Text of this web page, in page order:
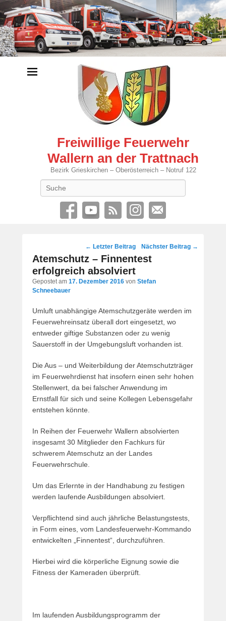
Freiwillige Feuerwehr
Wallern an der Trattnach
Bezirk Grieskirchen – Oberösterreich – Notruf 122
Post
navigation
← Letzter Beitrag Nächster Beitrag →
Atemschutz – Finnentest
erfolgreich absolviert
Gepostet am 17. Dezember 2016 von Stefan
Schneebauer
Umluft unabhängige Atemschutzgeräte werden im
Feuerwehreinsatz überall dort eingesetzt, wo
entweder giftige Substanzen oder zu wenig
Sauerstoff in der Umgebungsluft vorhanden ist.
Die Aus – und Weiterbildung der Atemschutzträger
im Feuerwehrdienst hat insofern einen sehr hohen
Stellenwert, da bei falscher Anwendung im
Ernstfall für sich und seine Kollegen Lebensgefahr
entstehen könnte.
In Reihen der Feuerwehr Wallern absolvierten
insgesamt 30 Mitglieder den Fachkurs für
schwerem Atemschutz an der Landes
Feuerwehrschule.
Um das Erlernte in der Handhabung zu festigen
werden laufende Ausbildungen absolviert.
Verpflichtend sind auch jährliche Belastungstests,
in Form eines, vom Landesfeuerwehr-Kommando
entwickelten „Finnentest“, durchzuführen.
Hierbei wird die körperliche Eignung sowie die
Fitness der Kameraden überprüft.
Im laufenden Ausbildungsprogramm der